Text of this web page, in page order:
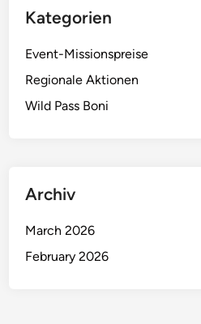
Kategorien
Event-Missionspreise
Regionale Aktionen
Wild Pass Boni
Archiv
March 2026
February 2026